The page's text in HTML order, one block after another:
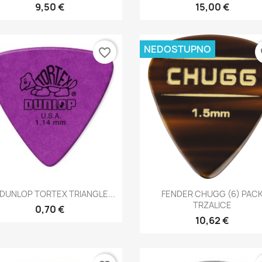
9,50 € 15,00 €
Brzi pregled
TORTEX TRIANGLE...
0,70 €
favorite_border
Brzi pregled
FENDER CHUGG (6)
TRZALICE
10,62 €
NEDOSTUPNO